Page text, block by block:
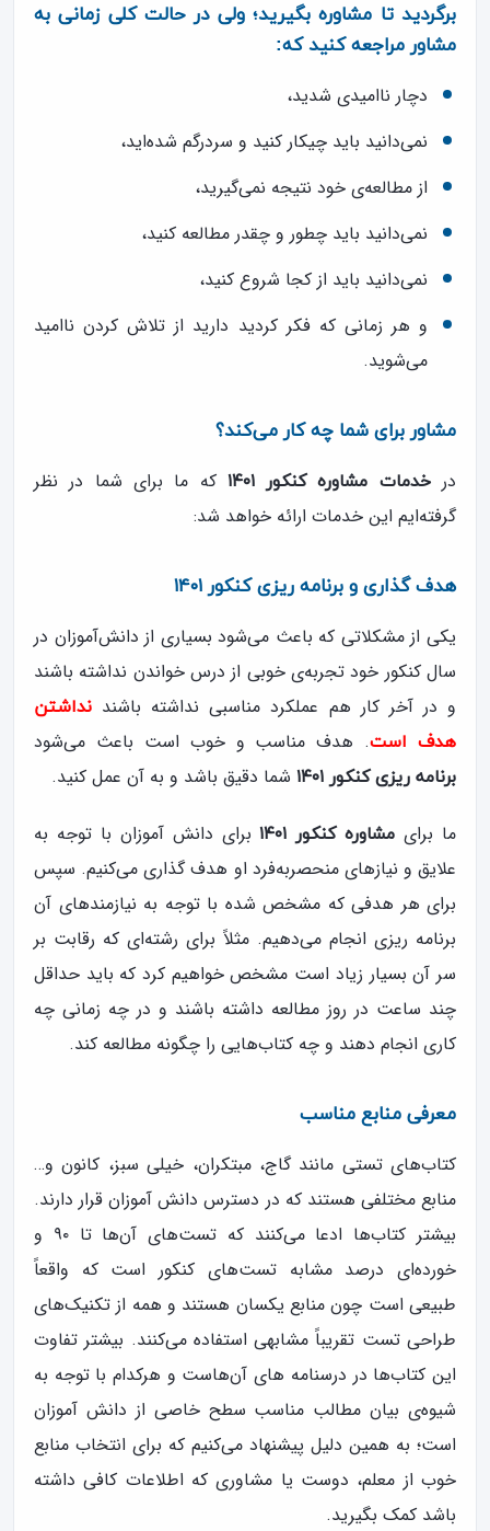
برگردید تا مشاوره بگیرید؛ ولی در حالت کلی زمانی به
مشاور مراجعه کنید که:
دچار ناامیدی شدید،
نمی‌دانید باید چیکار کنید و سردرگم شده‌اید،
از مطالعه‌ی خود نتیجه نمی‌گیرید،
نمی‌دانید باید چطور و چقدر مطالعه کنید،
نمی‌دانید باید از کجا شروع کنید،
و هر زمانی که فکر کردید دارید از تلاش کردن ناامید
می‌شوید.
مشاور برای شما چه کار می‌کند؟
درخدمات مشاوره کنکور ۱۴۰۱
که ما برای شما در نظر
گرفته‌ایم این خدمات ارائه خواهد شد:
هدف گذاری و برنامه ریزی کنکور ۱۴۰۱
یکی از مشکلاتی که باعث می‌شود بسیاری از دانش‌آموزان در
سال کنکور خود تجربه‌ی خوبی از درس خواندن نداشته باشند
و در آخر کار هم عملکرد مناسبی نداشته باشند نداشتن
هدف است. هدف مناسب و خوب است باعث می‌شود
برنامه ریزی کنکور ۱۴۰۱ شما دقیق باشد و به آن عمل کنید.
ما برای مشاوره کنکور ۱۴۰۱
برای دانش آموزان با توجه به
علایق و نیازهای منحصربه‌فرد او هدف گذاری می‌کنیم. سپس
برای هر هدفی که مشخص شده با توجه به نیازمندهای آن
برنامه ریزی انجام می‌دهیم. مثلاً برای رشته‌ای که رقابت بر
سر آن بسیار زیاد است مشخص خواهیم کرد که باید حداقل
چند ساعت در روز مطالعه داشته باشند و در چه زمانی چه
کاری انجام دهند و چه کتاب‌هایی را چگونه مطالعه کند.
معرفی منابع مناسب
کتاب‌های تستی مانند گاج، مبتکران، خیلی سبز، کانون و…
منابع مختلفی هستند که در دسترس دانش آموزان قرار دارند.
بیشتر کتاب‌ها ادعا می‌کنند که تست‌های آن‌ها تا ۹۰ و
خورده‌ای درصد مشابه تست‌های کنکور است که واقعاً
طبیعی است چون منابع یکسان هستند و همه از تکنیک‌های
طراحی تست تقریباً مشابهی استفاده می‌کنند. بیشتر تفاوت
این کتاب‌ها در درسنامه های آن‌هاست و هرکدام با توجه به
شیوه‌ی بیان مطالب مناسب سطح خاصی از دانش آموزان
است؛ به همین دلیل پیشنهاد می‌کنیم که برای انتخاب منابع
خوب از معلم، دوست یا مشاوری که اطلاعات کافی داشته
باشد کمک بگیرید.